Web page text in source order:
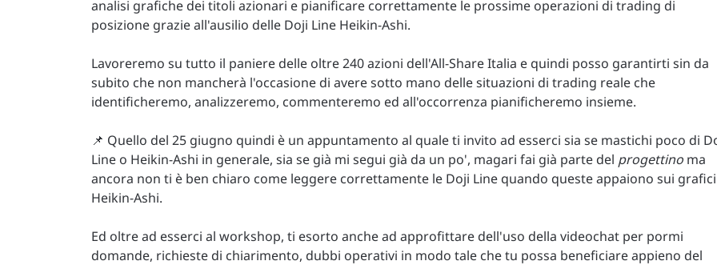
analisi grafiche dei titoli azionari e pianificare correttamente le prossime operazioni di trading di
posizione grazie all'ausilio delle Doji Line Heikin-Ashi.
Lavoreremo su tutto il paniere delle oltre 240 azioni dell'All-Share Italia e quindi posso garantirti sin da
subito che non mancherà l'occasione di avere sotto mano delle situazioni di trading reale che
identificheremo, analizzeremo, commenteremo ed all'occorrenza pianificheremo insieme.
📌 Quello del 25 giugno quindi è un appuntamento al quale ti invito ad esserci sia se mastichi poco di
Line o Heikin-Ashi in generale, sia se già mi segui già da un po', magari fai già parte del progettino ma
ancora non ti è ben chiaro come leggere correttamente le Doji Line quando queste appaiono sui grafici
Heikin-Ashi.
Ed oltre ad esserci al workshop, ti esorto anche ad approfittare dell'uso della videochat per pormi
domande, richieste di chiarimento, dubbi operativi in modo tale che tu possa beneficiare appieno del